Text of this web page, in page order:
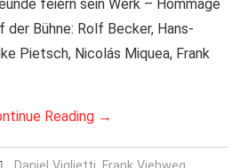
feiern sein Werk – Hommage
Bühne: Rolf Becker, Hans-
Pietsch, Nicolás Miquea, Frank
Reading →